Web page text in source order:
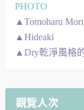
PHOTO
▲Tomoharu
▲Hideaki
▲Dry乾淨風格
觀覽人次